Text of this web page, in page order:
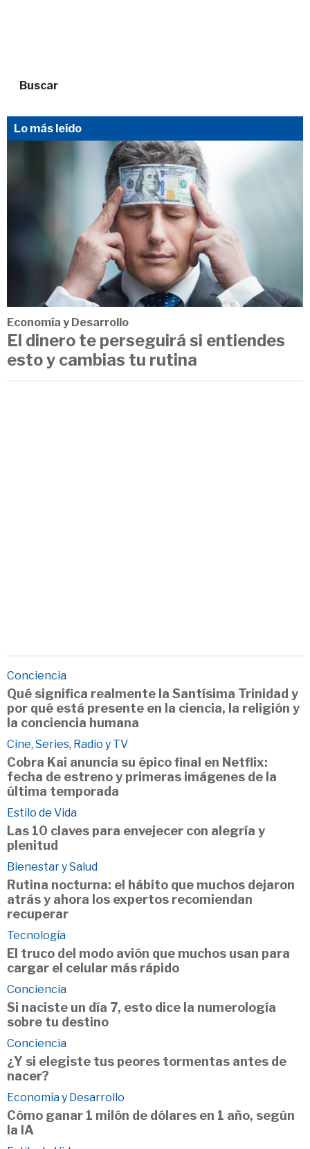
Buscar
Lo más leído
Economía y Desarrollo
El dinero te perseguirá si entiendes
esto y cambias tu rutina
Conciencia
Qué significa realmente la Santísima Trinidad y
por qué está presente en la ciencia, la religión y
la conciencia humana
Cine, Series, Radio y TV
Cobra Kai anuncia su épico final en Netflix:
fecha de estreno y primeras imágenes de la
última temporada
Estilo de Vida
Las 10 claves para envejecer con alegría y
plenitud
Bienestar y Salud
Rutina nocturna: el hábito que muchos dejaron
atrás y ahora los expertos recomiendan
recuperar
Tecnología
El truco del modo avión que muchos usan para
cargar el celular más rápido
Conciencia
Si naciste un día 7, esto dice la numerología
sobre tu destino
Conciencia
¿Y si elegiste tus peores tormentas antes de
nacer?
Economía y Desarrollo
Cómo ganar 1 milón de dólares en 1 año, según
la IA